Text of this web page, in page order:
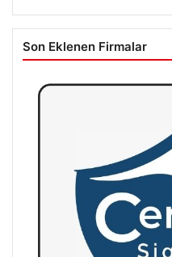
Son Eklenen Firmalar